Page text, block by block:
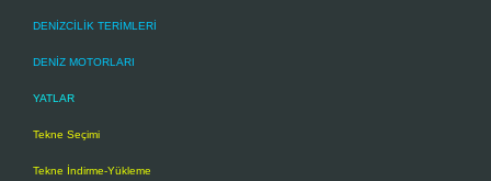
DENİZCİLİK TERİMLERİ
DENİZ MOTORLARI
YATLAR
Tekne Seçimi
Tekne İndirme-Yükleme